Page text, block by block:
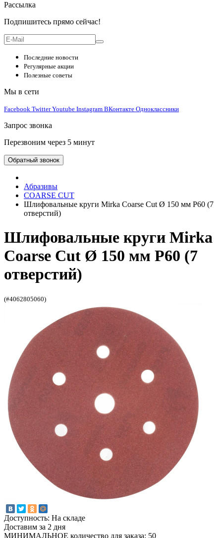
Рассылка
Подпишитесь прямо сейчас!
Последние новости
Регулярные акции
Полезные советы
Мы в сети
Facebook TwitterYoutube Instagram ВКонтакте Одноклассники
Запрос звонка
Перезвоним через 5 минут
Обратный звонок
Абразивы
COARSE CUT
Шлифовальные круги Mirka Coarse Cut Ø 150 мм P60 (7
отверстий)
Шлифовальные круги Mirka
Coarse Cut Ø 150 мм P60 (7
отверстий)
(#4062805060)
Доступность: На складе
Доставим за 2 дня
МИНИМАЛЬНОЕ количество для заказа: 50